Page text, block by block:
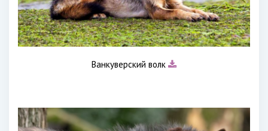
Ванкуверский волк